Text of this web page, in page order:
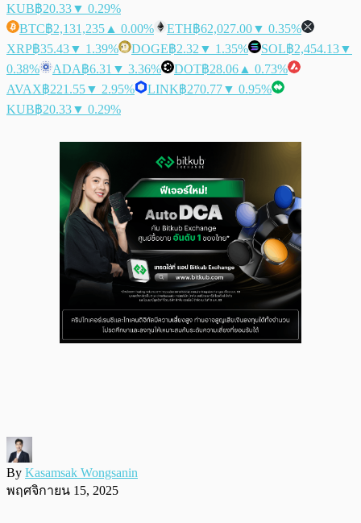
KUB฿20.33▼ 0.29%
BTC฿2,131,235 ▲ 0.00% ETH฿62,027.00▼ 0.35%
XRP฿35.43▼ 1.39% DOGE฿2.32 ▼ 1.35% SOL฿2,454.13▼
0.38%
ADA฿6.31 ▼ 3.36% DOT฿28.06 ▲ 0.73%
AVAX฿221.55▼ 2.95% LINK฿270.77▼ 0.95%
KUB฿20.33▼ 0.29%
By Kasamsak Wongsanin
พฤศจิกายน 15, 2025